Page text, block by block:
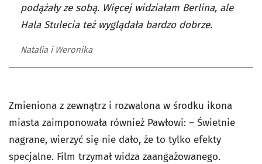
podążały ze sobą. Więcej widziałam Berlina, ale
Hala Stulecia też wyglądała bardzo dobrze.
Natalia i Weronika
Zmieniona z zewnątrz i rozwalona w środku ikona
miasta zaimponowała również Pawłowi: – Świetnie
nagrane, wierzyć się nie dało, że to tylko efekty
specjalne. Film trzymał widza zaangażowanego.